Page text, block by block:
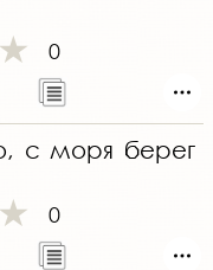
0
с моря берег
0